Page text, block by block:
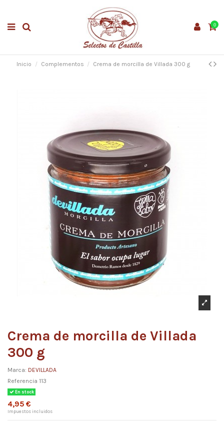
0
Inicio Complementos Crema de morcilla de Villada 300 g
Crema de morcilla de Villada
300 g
Marca: DEVILLADA
Referencia 113
En stock
4,95 €
Impuestos incluidos